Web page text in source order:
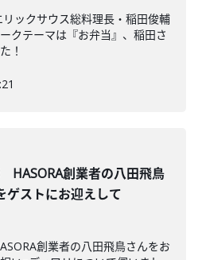
ックサウス総料理長・稲田俊輔
クテーマは『お弁当』、稲田さ
！
創業者の八田飛鳥
ゲストにお迎えして
創業者の八田飛鳥さんをお